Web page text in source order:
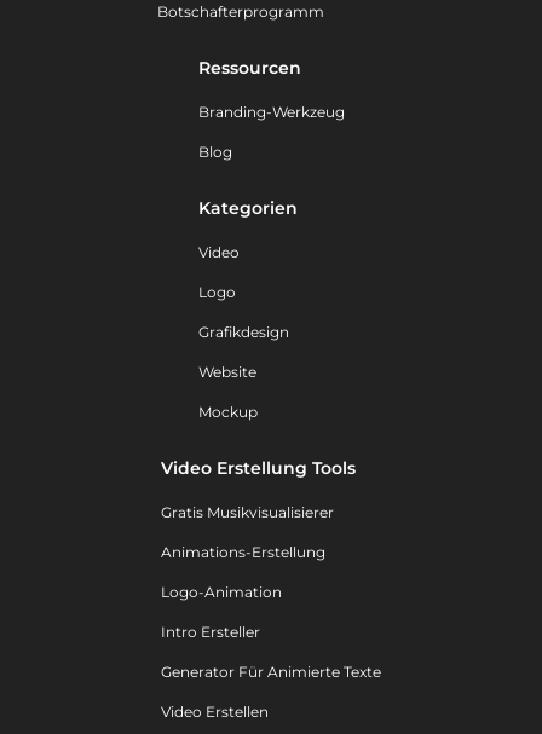
Botschafterprogramm
Ressourcen
Branding-Werkzeug
Blog
Kategorien
Video
Logo
Grafikdesign
Website
Mockup
Video Erstellung Tools
Gratis Musikvisualisierer
Animations-Erstellung
Logo-Animation
Intro Ersteller
Generator Für Animierte Texte
Video Erstellen